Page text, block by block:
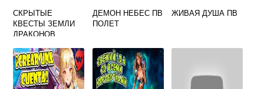
СКРЫТЫЕ
КВЕСТЫ ЗЕМЛИ
ДРАКОНОВ
MOBILE
ДЕМОН НЕБЕС ПВ
ПОЛЕТ
ЖИВАЯ ДУША ПВ